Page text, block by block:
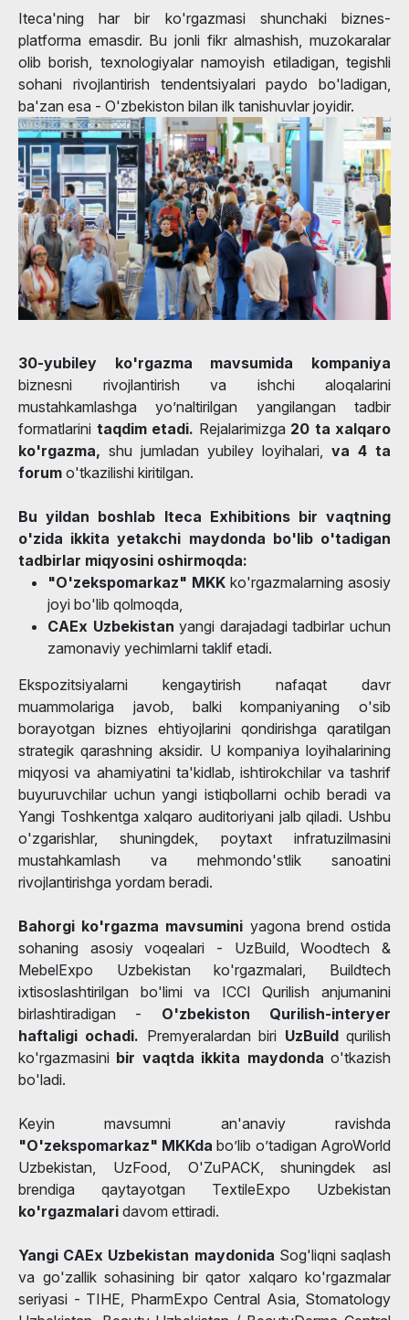
Iteca'ning har bir ko'rgazmasi shunchaki biznes-
platforma emasdir. Bu jonli fikr almashish, muzokaralar
olib borish, texnologiyalar namoyish etiladigan, tegishli
sohani rivojlantirish tendentsiyalari paydo bo'ladigan,
ba'zan esa - O'zbekiston bilan ilk tanishuvlar joyidir.
30-yubiley ko'rgazma mavsumida kompaniya
biznesni rivojlantirish va ishchi aloqalarini
mustahkamlashga yo’naltirilgan yangilangan tadbir
formatlarini taqdim etadi. Rejalarimizga 20 ta xalqaro
ko'rgazma, shu jumladan yubiley loyihalari, va 4 ta
forum o'tkazilishi kiritilgan.
Bu yildan boshlab Iteca Exhibitions bir vaqtning
o'zida ikkita yetakchi maydonda bo'lib o'tadigan
tadbirlar miqyosini oshirmoqda:
"O'zekspomarkaz" MKK ko'rgazmalarning asosiy
joyi bo'lib qolmoqda,
CAEx Uzbekistan yangi darajadagi tadbirlar uchun
zamonaviy yechimlarni taklif etadi.
Ekspozitsiyalarni kengaytirish nafaqat davr
muammolariga javob, balki kompaniyaning o'sib
borayotgan biznes ehtiyojlarini qondirishga qaratilgan
strategik qarashning aksidir. U kompaniya loyihalarining
miqyosi va ahamiyatini ta'kidlab, ishtirokchilar va tashrif
buyuruvchilar uchun yangi istiqbollarni ochib beradi va
Yangi Toshkentga xalqaro auditoriyani jalb qiladi. Ushbu
o'zgarishlar, shuningdek, poytaxt infratuzilmasini
mustahkamlash va mehmondo'stlik sanoatini
rivojlantirishga yordam beradi.
Bahorgi ko'rgazma mavsumini yagona brend ostida
sohaning asosiy voqealari - UzBuild, Woodtech &
MebelExpo Uzbekistan ko'rgazmalari, Buildtech
ixtisoslashtirilgan bo'limi va ICCI Qurilish anjumanini
birlashtiradigan - O'zbekiston Qurilish-interyer
haftaligi ochadi. Premyeralardan biri UzBuildqurilish
ko'rgazmasini bir vaqtda ikkita maydondao'tkazish
bo'ladi.
Keyin mavsumni an'anaviy ravishda
"O'zekspomarkaz" MKKda bo’lib o’tadigan AgroWorld
Uzbekistan, UzFood, O'ZuPACK, shuningdek asl
brendiga qaytayotgan TextileExpo Uzbekistan
ko'rgazmalari davom ettiradi.
Yangi CAEx Uzbekistan maydonida Sog'liqni saqlash
va go'zallik sohasining bir qator xalqaro ko'rgazmalar
seriyasi - TIHE, PharmExpo Central Asia, Stomatology